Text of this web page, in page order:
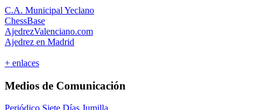
C.A. Municipal Yeclano
ChessBase
AjedrezValenciano.com
Ajedrez en Madrid
+ enlaces
Medios de Comunicación